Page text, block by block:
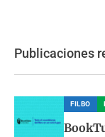
Publicaciones
FILBO